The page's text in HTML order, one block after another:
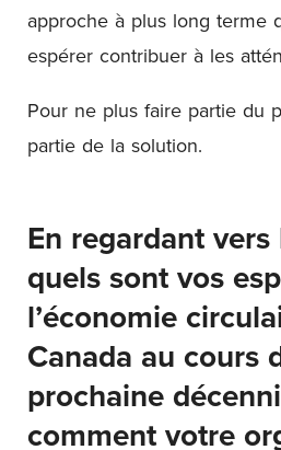
approche à plus long terme
espérer contribuer à les
Pour ne plus faire partie du
partie de la solution.
En regardant vers
quels sont vos
l’économie
Canada au cours
prochaine
comment votre